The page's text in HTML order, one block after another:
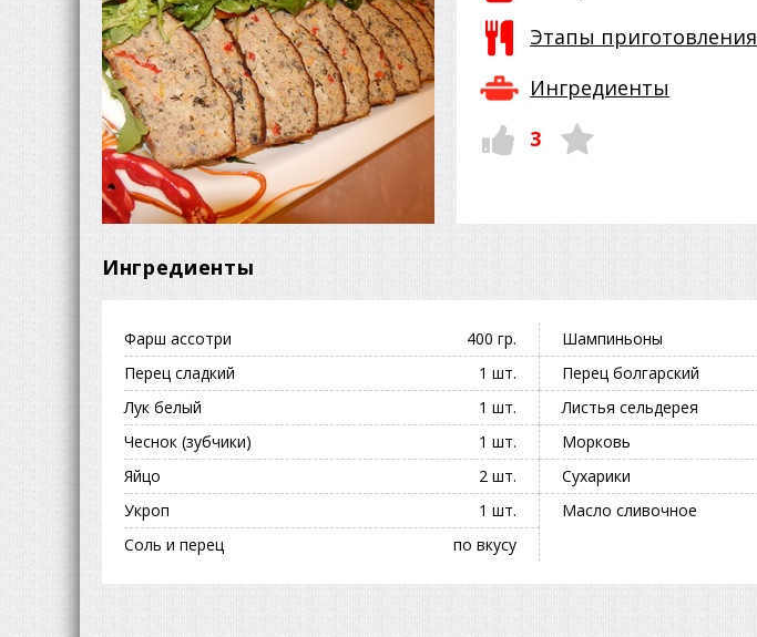
Этапы приготовления
Ингредиенты
3
Ингредиенты
Фарш ассотри 400 гр. Шампиньоны
Перец cладкий
1 шт. Перец болгарский
Лук белый
1 шт. Листья сельдерея
Чеснок (зубчики)
1 шт. Морковь
Яйцо
2 шт. Сухарики
Укроп
1 шт. Масло сливочное
Соль и перец
по вкусу